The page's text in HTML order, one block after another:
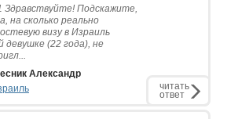
Здравствуйте! Подскажите,
на сколько реально
визу в Израиль
девушке (22 года), не
Александр
читать
ответ